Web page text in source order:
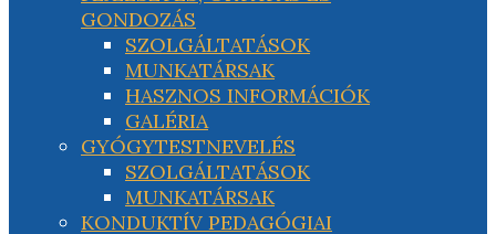
GONDOZÁS
SZOLGÁLTATÁSOK
MUNKATÁRSAK
HASZNOS INFORMÁCIÓK
GALÉRIA
GYÓGYTESTNEVELÉS
SZOLGÁLTATÁSOK
MUNKATÁRSAK
KONDUKTÍV PEDAGÓGIAI